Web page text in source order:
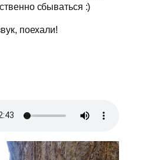
сбываться :)
поехали!